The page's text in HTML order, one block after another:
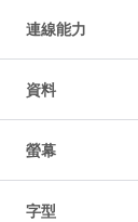
連線能力
資料
螢幕
字型